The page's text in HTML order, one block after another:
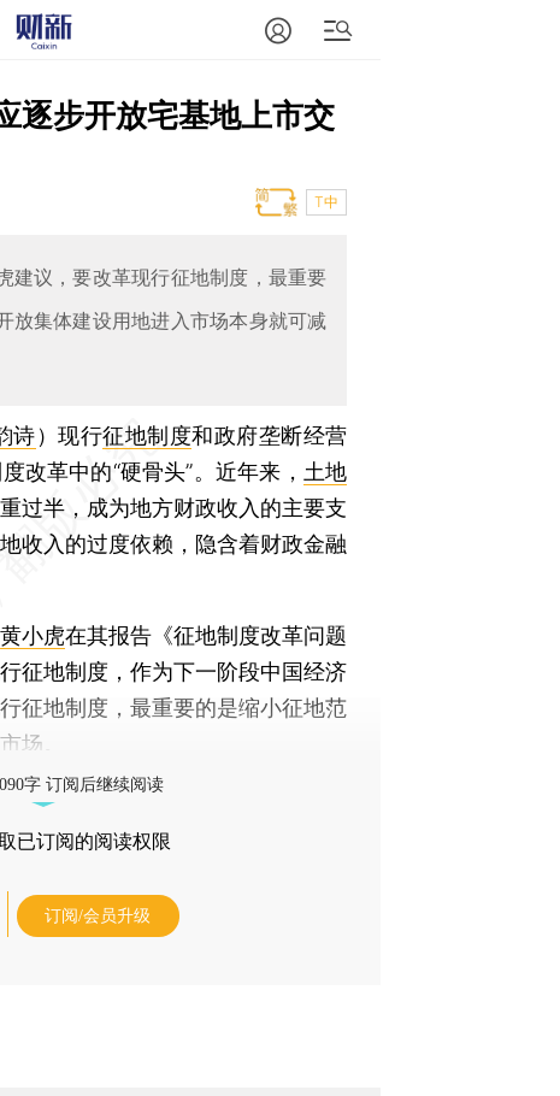
逐步开放宅基地上市交
T中
建议，要改革现行征地制度，最重要
放集体建设用地进入市场本身就可减
诗）现行征地制度和政府垄断经营
改革中的“硬骨头”。近年来， 土地
过半，成为地方财政收入的主要支
收入的过度依赖，隐含着财政金融
黄小虎在其报告《征地制度改革问题
征地制度，作为下一阶段中国经济
征地制度，最重要的是缩小征地范
场。
字 订阅后继续阅读
已订阅的阅读权限
订阅/会员升级